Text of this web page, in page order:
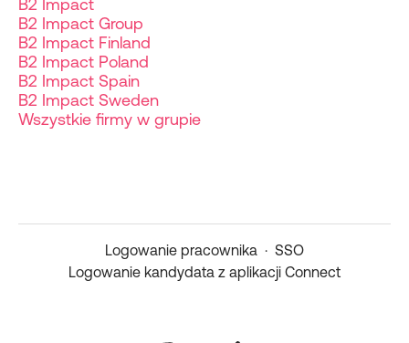
B2 Impact Group
B2 Impact Finland
B2 Impact Poland
B2 Impact Spain
B2 Impact Sweden
Wszystkie firmy w grupie
Logowanie pracownika · SSO
Logowanie kandydata z aplikacji Connect